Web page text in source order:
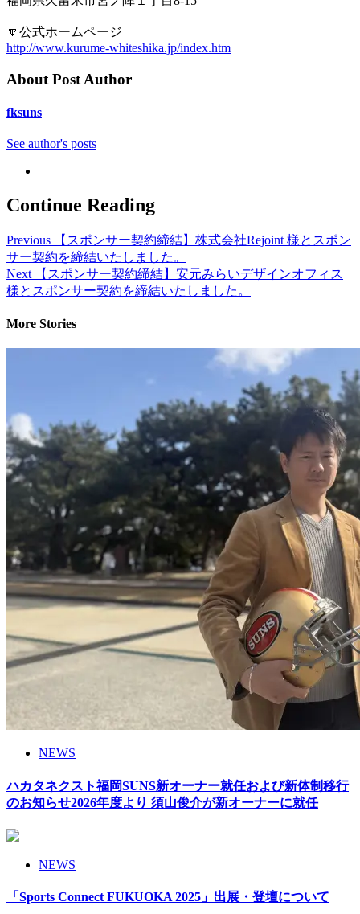
🔽公式ホームページ
http://www.kurume-whiteshika.jp/index.htm
About Post Author
fksuns
See author's posts
Continue Reading
Previous 【スポンサー契約締結】株式会社Rejoint 様とスポン
サー契約を締結いたしました。
Next 【スポンサー契約締結】安元みらいデザインオフィス
様とスポンサー契約を締結いたしました。
More Stories
NEWS
ハカタネクスト福岡SUNS新オーナー就任および新体制移行
のお知らせ2026年度より 須山俊介が新オーナーに就任
NEWS
「Sports Connect FUKUOKA 2025」出展・登壇について